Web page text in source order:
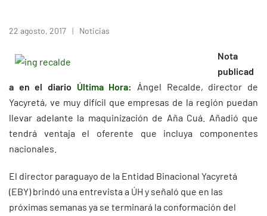
22 agosto, 2017 Noticias
Nota
publicad
a en el diario Última Hora:
Ángel Recalde, director de
Yacyretá, ve muy difícil que empresas de la región puedan
llevar adelante la maquinización de Aña Cuá. Añadió que
tendrá ventaja el oferente que incluya componentes
nacionales.
El director paraguayo de la Entidad Binacional Yacyretá
(EBY) brindó una entrevista a ÚH y señaló que en las
próximas semanas ya se terminará la conformación del